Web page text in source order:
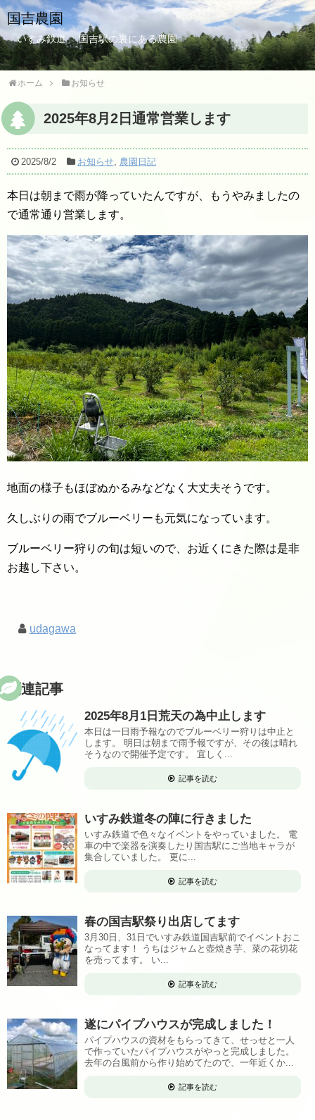
国吉農園
「いすみ鉄道」 国吉駅の裏にある農園
ホーム お知らせ
2025年8月2日通常営業します
2025/8/2 お知らせ, 農園日記
本日は朝まで雨が降っていたんですが、もうやみましたの
で通常通り営業します。
地面の様子もほぼぬかるみなどなく大丈夫そうです。
久しぶりの雨でブルーベリーも元気になっています。
ブルーベリー狩りの旬は短いので、お近くにきた際は是非
お越し下さい。
udagawa
関連記事
2025年8月1日荒天の為中止します
本日は一日雨予報なのでブルーベリー狩りは中止と
します。 明日は朝まで雨予報ですが、その後は晴れ
そうなので開催予定です。 宜しく...
記事を読む
いすみ鉄道冬の陣に行きました
いすみ鉄道で色々なイベントをやっていました。 電
車の中で楽器を演奏したり国吉駅にご当地キャラが
集合していました。 更に...
記事を読む
春の国吉駅祭り出店してます
3月30日、31日でいすみ鉄道国吉駅前でイベントおこ
なってます！ うちはジャムと壺焼き芋、菜の花切花
を売ってます。 い...
記事を読む
遂にパイプハウスが完成しました！
パイプハウスの資材をもらってきて、せっせと一人
で作っていたパイプハウスがやっと完成しました。
去年の台風前から作り始めてたので、一年近くか...
記事を読む